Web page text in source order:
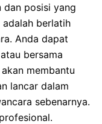
dan posisi yang
adalah berlatih
Anda dapat
bersama
membantu
lancar dalam
sebenarnya.